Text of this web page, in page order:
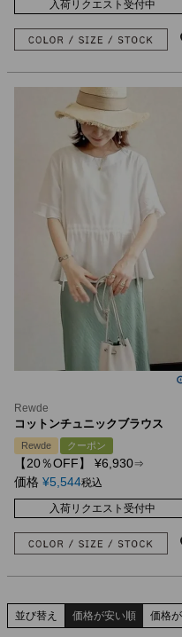
入荷リクエスト受付中
Rewde
コットンチュニックブラウス
Rewde クーポン
【20％OFF】 ¥6,930⇒
価格 ¥5,544税込
入荷リクエスト受付中
並び替え 価格が安い順 価格